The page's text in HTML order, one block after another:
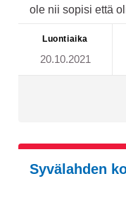
ole nii sopisi että
Luontiaika
20.10.2021
Syvälahden